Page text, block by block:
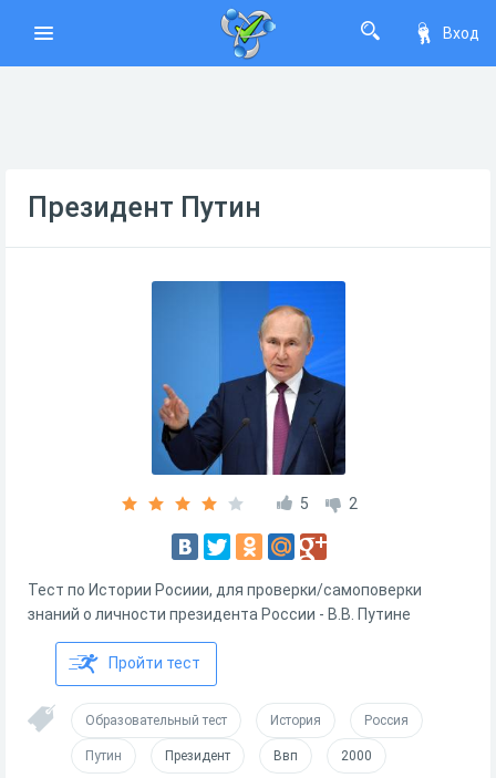
Вход
Президент Путин
5 2
Тест по Истории Росиии, для проверки/самоповерки
знаний о личности президента России - В.В. Путине
Пройти тест
Образовательный тест История Россия
Путин Президент Ввп 2000